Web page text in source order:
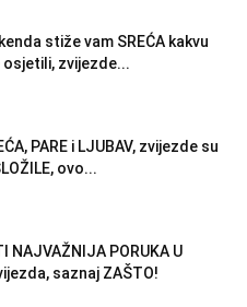
stiže vam SREĆA kakvu
zvijezde...
PARE i LJUBAV, zvijezde su
ovo...
NAJVAŽNIJA PORUKA U
saznaj ZAŠTO!